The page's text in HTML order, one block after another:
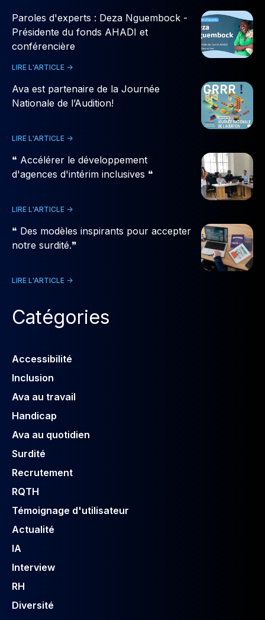
Paroles d'experts : Deza Nguembock -
Présidente du fonds AHADI et
conférencière
LIRE L'ARTICLE ->
Ava est partenaire de la Journée
Nationale de l’Audition!
LIRE L'ARTICLE ->
❝ Accélérer le développement
d'agences d'intérim inclusives ❝
LIRE L'ARTICLE ->
❝ Des modèles inspirants pour accepter
notre surdité.❞
LIRE L'ARTICLE ->
Catégories
Accessibilité
Inclusion
Ava au travail
Handicap
Ava au quotidien
Surdité
Recrutement
RQTH
Témoignage d'utilisateur
Actualité
IA
Interview
RH
Diversité